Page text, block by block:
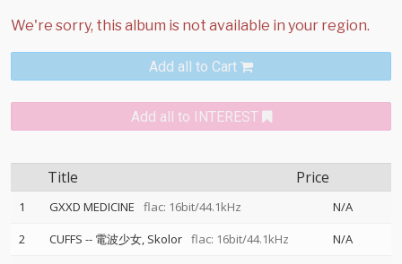
Add all to Cart
Add all to INTEREST
Title Price
1 GXXD MEDICINE flac: 16bit/44.1kHz
N/A
2
CUFFS -- 電波少女 Skolor flac: 16bit/44.1kHz
N/A